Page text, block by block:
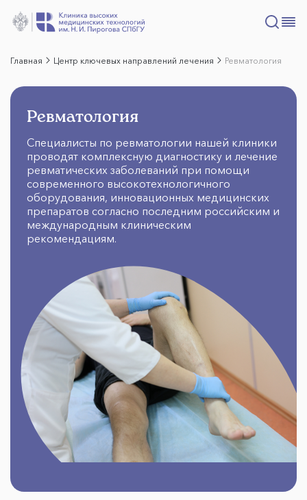
Главная Центр ключевых направлений лечения Ревматология
Ревматология
Специалисты по ревматологии нашей клиники
проводят комплексную диагностику и лечение
ревматических заболеваний при помощи
современного высокотехнологичного
оборудования, инновационных медицинских
препаратов согласно последним российским и
международным клиническим
рекомендациям.